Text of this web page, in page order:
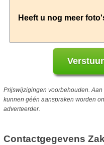
Prijswijzigingen voorbehouden.
kunnen géén aanspraken worden
adverteerder.
Contactgegevens